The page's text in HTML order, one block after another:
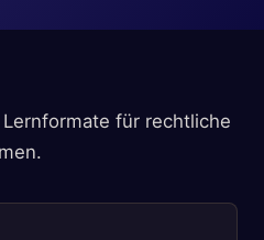
für rechtliche